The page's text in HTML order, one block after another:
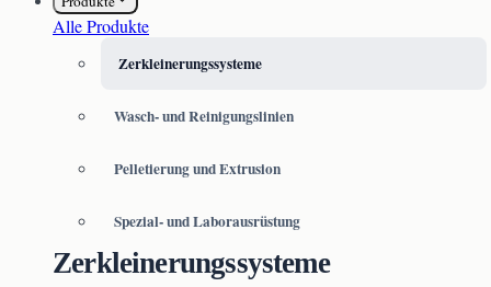
Alle Produkte
Zerkleinerungssysteme
Wasch- und Reinigungslinien
Pelletierung und Extrusion
Spezial- und Laborausrüstung
Zerkleinerungssysteme